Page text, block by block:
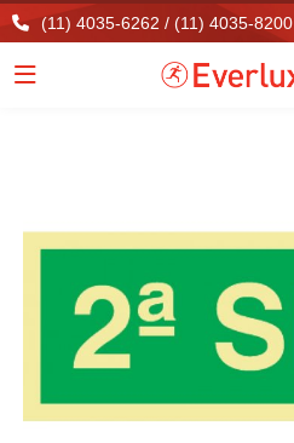
(11) 4035-6262 / (11) 4035-8200